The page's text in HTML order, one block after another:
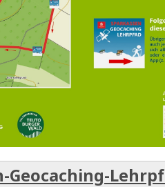
Geocaching-